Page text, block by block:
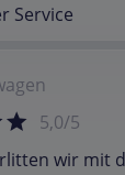
Service
5,0/5
wir mit